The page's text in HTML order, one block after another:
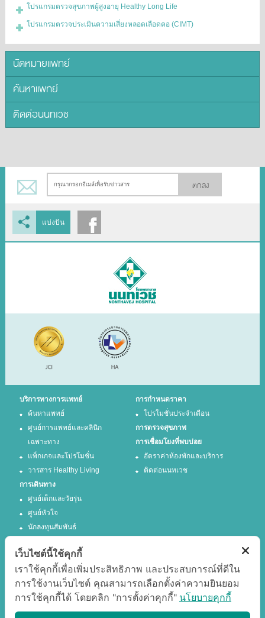
โปรแกรมตรวจสุขภาพผู้สูงอายุ Healthy Long Life
โปรแกรมตรวจประเมินความเสี่ยงหลอดเลือดคอ (CIMT)
นัดหมายแพทย์
ค้นหาแพทย์
ติดต่อนนทเวช
ตกลง
แบ่งปัน
บริการทางการแพทย์
ค้นหาแพทย์
ศูนย์การแพทย์และคลินิก
เฉพาะทาง
แพ็กเกจและโปรโมชั่น
วารสาร Healthy Living
การกำหนดราคา
โปรโมชั่นประจำเดือน
การตรวจสุขภาพ
การเชื่อมโยงที่พบบ่อย
อัตราค่าห้องพักและบริการ
ติดต่อนนทเวช
การเดินทาง
ศูนย์เด็กและวัยรุ่น
ศูนย์หัวใจ
นักลงทุนสัมพันธ์
Facebook Twitter
เว็บไซต์นี้ใช้คุกกี้
เราใช้คุกกี้เพื่อเพิ่มประสิทธิภาพ และประสบการณ์ที่ดีใน
การใช้งานเว็บไซต์ คุณสามารถเลือกตั้งค่าความยินยอม
การใช้คุกกี้ได้ โดยคลิก "การตั้งค่าคุกกี้" นโยบายคุกกี้